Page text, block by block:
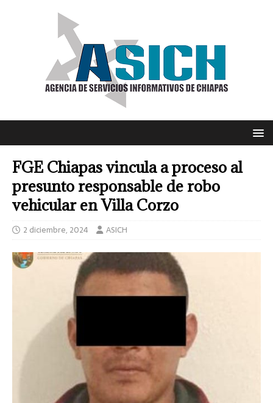
FGE Chiapas vincula a proceso al
presunto responsable de robo
vehicular en Villa Corzo
2 diciembre, 2024 ASICH